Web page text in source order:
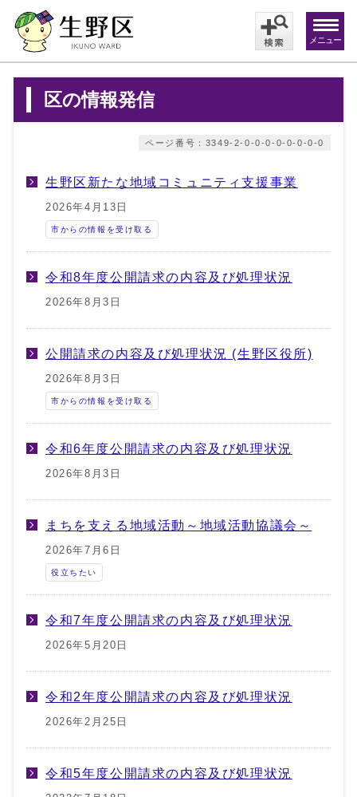
メニュー
区の情報発信
ページ番号：3349-2-0-0-0-0-0-0-0-0
生野区新たな地域コミュニティ支援事業
2026年4月13日
市からの情報を受け取る
令和8年度公開請求の内容及び処理状況
2026年8月3日
公開請求の内容及び処理状況 (生野区役所)
2026年8月3日
市からの情報を受け取る
令和6年度公開請求の内容及び処理状況
2026年8月3日
まちを支える地域活動～地域活動協議会～
2026年7月6日
役立ちたい
令和7年度公開請求の内容及び処理状況
2026年5月20日
令和2年度公開請求の内容及び処理状況
2026年2月25日
令和5年度公開請求の内容及び処理状況